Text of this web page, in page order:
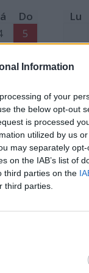
Information
of your
the below opt-out
is processed
utilized by us
may separately
on the IAB’s list of
third parties on the
third parties.
Do
5
19
26
Lu
13
20
27